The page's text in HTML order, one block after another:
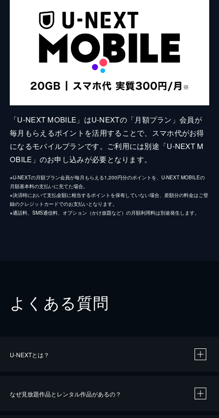
「U-NEXT MOBILE」はU-NEXTの「月額プラン」会員が
毎月もらえるポイントを活用することで、スマホ代がお得
になるモバイルプランです。ご利用には別途「U-NEXT M
OBILE」のお申し込みが必要となります。
※U-NEXTの月額プラン会員が毎月もらえる1,200円分のポイントを、U-NEXT MOBILEの
月額基本料の支払いに充てた場合。
※決済時において支払金額に相当するポイントを保有していない場合、差額分の料金はご登
録のクレジットカードでのお支払いとなります。
※通話料、SMS通信料、オプション（かけ放題など）の月額利用料は別途発生します。
よくある質問
U-NEXTとは？
なぜ見放題作品とレンタル作品があるの？